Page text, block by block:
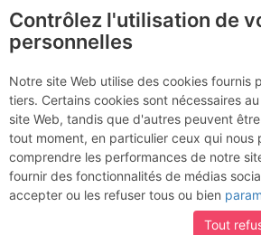
Tour de
Depuis Bahyse
de Puidoux
Préalpes
Contrôlez l'utilisation de
personnelles
Notre site Web utilise des cookies fournis
tiers. Certains cookies sont nécessaires
site Web, tandis que d'autres peuvent
tout moment, en particulier ceux qui nous
comprendre les performances de notre
fournir des fonctionnalités de médias
accepter ou les refuser tous ou bien
Tout